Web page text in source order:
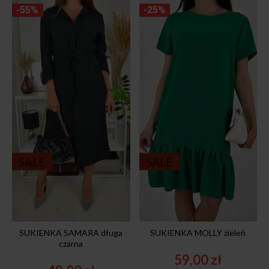
-55%
SALE
SUKIENKA SAMARA długa
czarna
-25%
SALE
SUKIENKA MOLLY zieleń
59,00zł